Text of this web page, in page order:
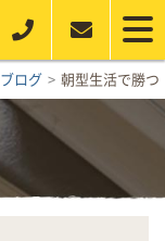
ブログ > 朝型生活で勝つ